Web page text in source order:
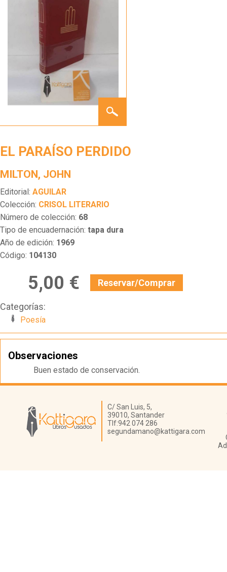
PARAÍSO
EL PARAÍSO PERDIDO
MILTON, JOHN
Editorial: AGUILAR
Colección: CRISOL LITERARIO
Número de colección: 68
Tipo de encuadernación: tapa dura
Año de edición: 1969
Código: 104130
5,00 € Reservar/Comprar
Categorías:
Poesía
Observaciones
Buen estado de conservación.
Librería Kattigara
C/ San Luis, 5,
39010, Santander
Tlf:942 074 286
segundamano@kattigara.com